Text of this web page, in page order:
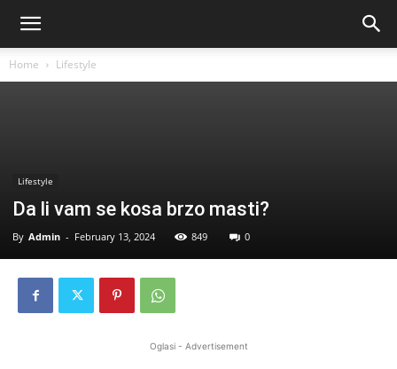
Home Lifestyle
Lifestyle
Da li vam se kosa brzo masti?
By Admin - February 13, 2024 849 0
Oglasi - Advertisement